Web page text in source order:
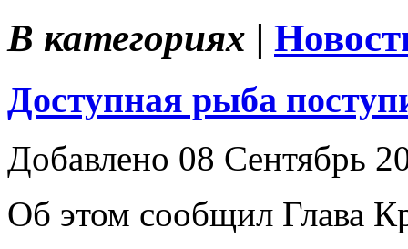
В категориях |
Доступная рыба
Добавлено 08 Сентябрь
Об этом сообщил Глава